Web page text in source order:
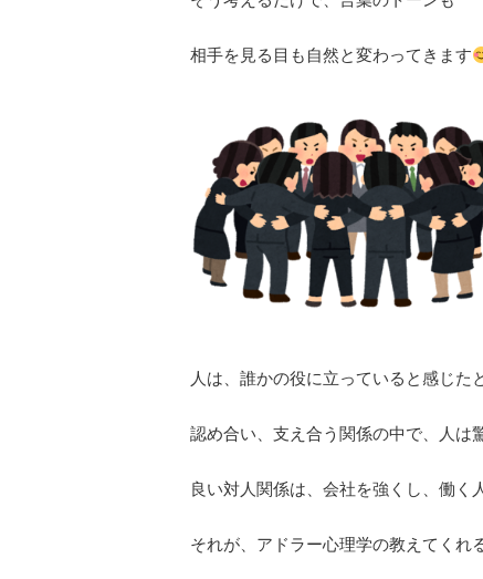
相手を見る目も自然と変わってきます
人は、誰かの役に立っていると感じた
認め合い、支え合う関係の中で、人は
良い対人関係は、会社を強くし、働く
それが、アドラー心理学の教えてくれ